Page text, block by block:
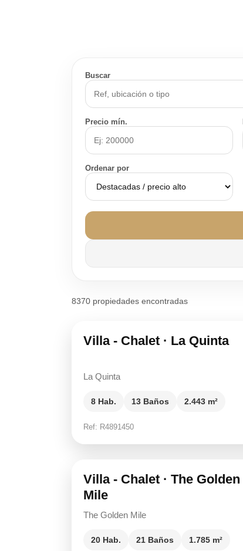
Buscar
Precio mín.
Ordenar por
8370 propiedades encontradas
28.950.000 €
Villa - Chalet · La Quinta
La Quinta
8 Hab. 13 Baños 2.443 m²
Ref: R4891450
Villa - Chalet · The Golden
Mile
The Golden Mile
20 Hab. 21 Baños 1.785 m²